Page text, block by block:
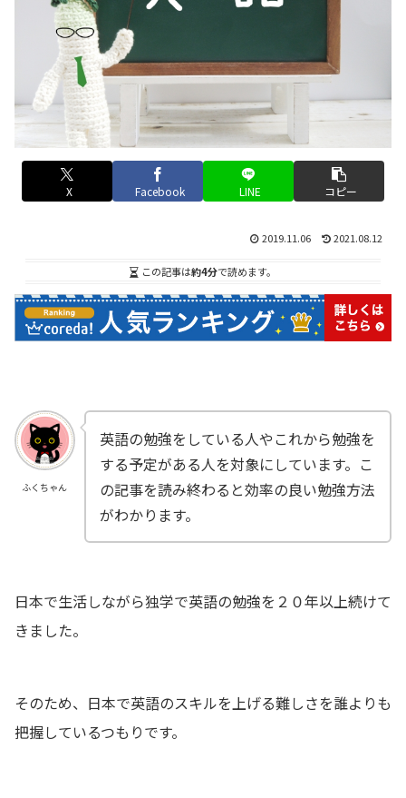
X Facebook LINE コピー
2019.11.06 2021.08.12
この記事は約4分で読めます。
ふくちゃん
英語の勉強をしている人やこれから勉強を
する予定がある人を対象にしています。こ
の記事を読み終わると効率の良い勉強方法
がわかります。
日本で生活しながら独学で英語の勉強を２０年以上続けて
きました。
そのため、日本で英語のスキルを上げる難しさを誰よりも
把握しているつもりです。